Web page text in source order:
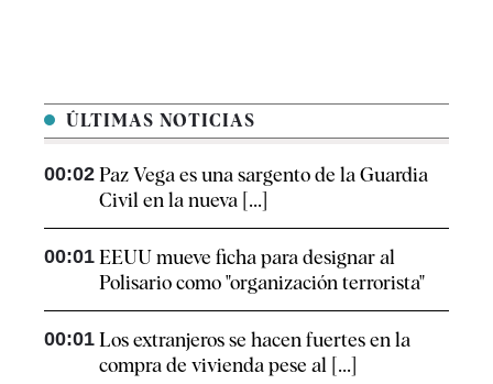
ÚLTIMAS NOTICIAS
00:02 Paz Vega es una sargento de la Guardia
Civil en la nueva [...]
00:01 EEUU mueve ficha para designar al
Polisario como "organización terrorista"
00:01 Los extranjeros se hacen fuertes en la
compra de vivienda pese al [...]